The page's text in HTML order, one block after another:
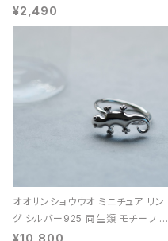
レディース ユニセックス
¥2,490
オオサンショウウオ ミニチュア リン
グ シルバー925 両生類 モチーフ レ
ディース ユニセックス
¥10,800